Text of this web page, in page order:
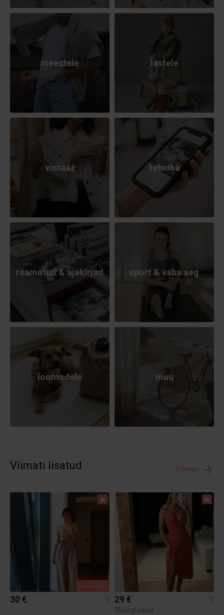
meestele lastele
vintaaž tehnika
raamatud & ajakirjad sport & vaba aeg
loomadele muu
Viimati lisatud Filtreeri
MÜÜDUD
30 € S 29 €
S
Missguided